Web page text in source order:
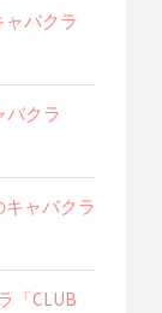
バクラ
バクラ
ャバクラ
「CLUB